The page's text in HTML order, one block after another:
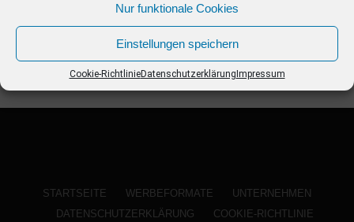
Nur funktionale Cookies
Einstellungen speichern
Cookie-RichtlinieDatenschutzerklärung Impressum
STARTSEITE WERBEFORMATE
UNTERNEHMEN
DATENSCHUTZERKLÄRUNG
COOKIE-RICHTLINIE